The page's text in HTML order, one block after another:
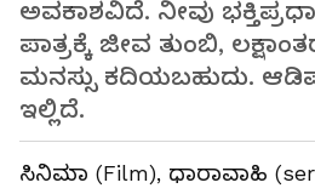
ಅವಕಾಶವಿದೆ. ನೀವು
ಪಾತ್ರಕ್ಕೆ ಜೀವ ತುಂಬಿ,
ಮನಸ್ಸು ಕದಿಯಬಹುದು.
ಇಲ್ಲಿದೆ.
ಸಿನಿಮಾ (Film), ಧಾರಾವಾಹಿ